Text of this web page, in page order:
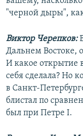
"черной дыры",
Виктор Черепков:
Дальнем Востоке,
И какое открытие
себя сделала? Но
в Санкт-
блистал по
был при Петре I.